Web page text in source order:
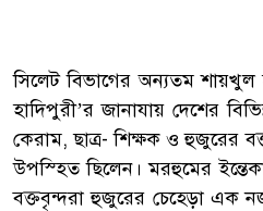
সিলেট বিভাগের অন্যতম শায়খুল
হাদিপুরী’র জানাযায় দেশের
কেরাম, ছাত্র- শিক্ষক ও হুজুরের
উপস্হিত ছিলেন। মরহুমের
বক্তবৃন্দরা হুজুরের চেহেড়া এক